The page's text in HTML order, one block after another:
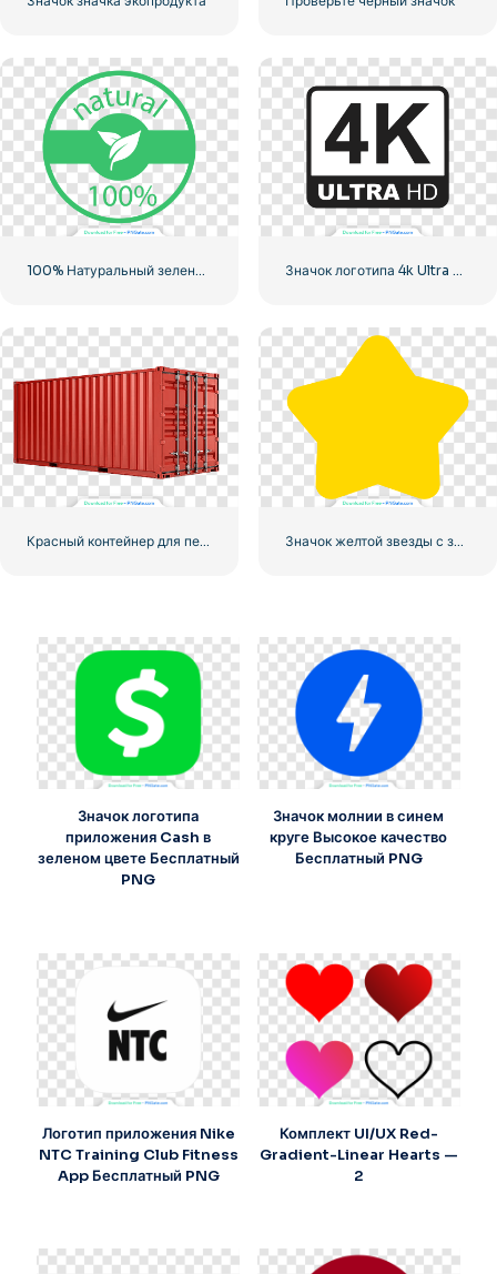
100% Натуральный зеленый значок в кружке Значок логотипа 4k Ultra HD черный монохромный
Значок желтой звезды с закругленными углами
Значок логотипа
приложения Cash в
зеленом цвете Бесплатный
PNG
Значок молнии в синем
круге Высокое качество
Бесплатный PNG
Логотип приложения Nike
NTC Training Club Fitness
App Бесплатный PNG
Комплект UI/UX Red-
Gradient-Linear Hearts —
2